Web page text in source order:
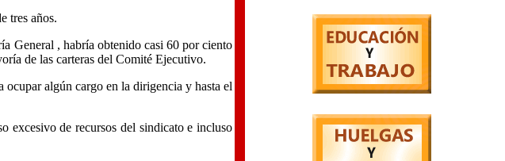
tres años.
General , habría obtenido casi 60 por ciento
de las carteras del Comité Ejecutivo.
algún cargo en la dirigencia y hasta el
excesivo de recursos del sindicato e incluso